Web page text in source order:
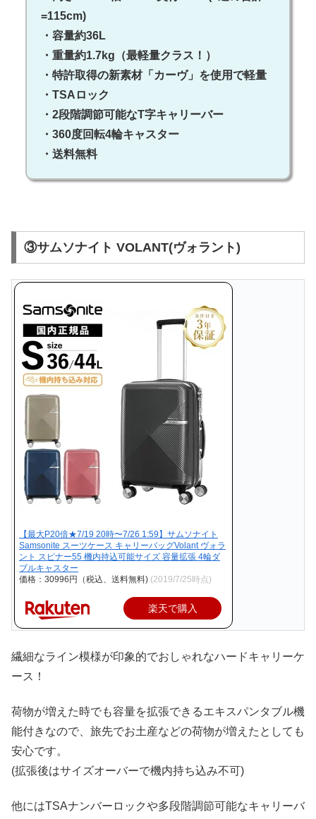
=115cm)
・容量約36L
・重量約1.7kg（最軽量クラス！）
・特許取得の新素材「カーヴ」を使用で軽量
・TSAロック
・2段階調節可能なT字キャリーバー
・360度回転4輪キャスター
・送料無料
③サムソナイト VOLANT(ヴォラント)
【最大P20倍★7/19 20時〜7/26 1:59】サムソナイト
Samsonite スーツケース キャリーバッグVolant ヴォラ
ント スピナー55 機内持込可能サイズ 容量拡張 4輪ダ
ブルキャスター
価格：30996円（税込、送料無料) (2019/7/25時点)
楽天で購入
繊細なライン模様が印象的でおしゃれなハードキャリーケ
ース！
荷物が増えた時でも容量を拡張できるエキスパンタブル機
能付きなので、旅先でお土産などの荷物が増えたとしても
安心です。
(拡張後はサイズオーバーで機内持ち込み不可)
他にはTSAナンバーロックや多段階調節可能なキャリーバ